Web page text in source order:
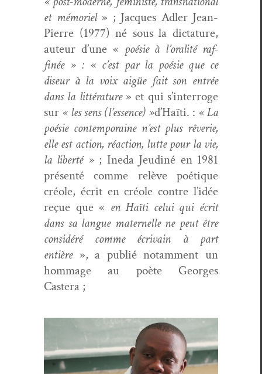
et mémoriel » ; Jacques Adler Jean-
Pierre (1977) né sous la dic­tature,
auteur d’une « poésie à l’o­ral­ité raf­
finée » : « c’est par la poésie que ce
diseur à la voix aigüe fait son entrée
dans la lit­téra­ture» et qui s’in­ter­roge
sur « les sens (l’essence) »d’Haïti. : « La
poésie con­tem­po­raine n’est plus rêver­ie,
elle est action, réac­tion, lutte pour la vie,
la lib­erté »; Ine­da Jeud­iné en 1981
présen­té comme relève poé­tique
créole, écrit en créole con­tre l’idée
reçue que « en Haïti celui qui écrit
dans sa langue mater­nelle ne peut être
con­sid­éré comme écrivain à part
entière », a pub­lié notam­ment un
hom­mage au poète Georges
Castera ;